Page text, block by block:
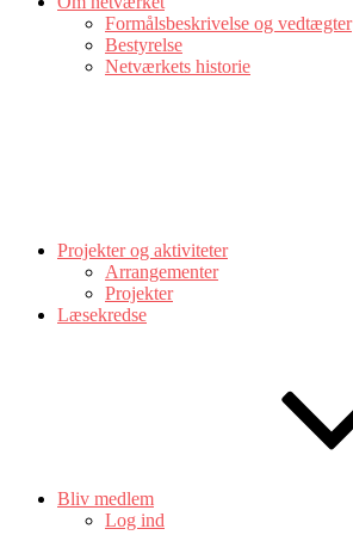
Formålsbeskrivelse og vedtægter
Bestyrelse
Netværkets historie
Projekter og aktiviteter
Arrangementer
Projekter
Læsekredse
Bliv medlem
Log ind